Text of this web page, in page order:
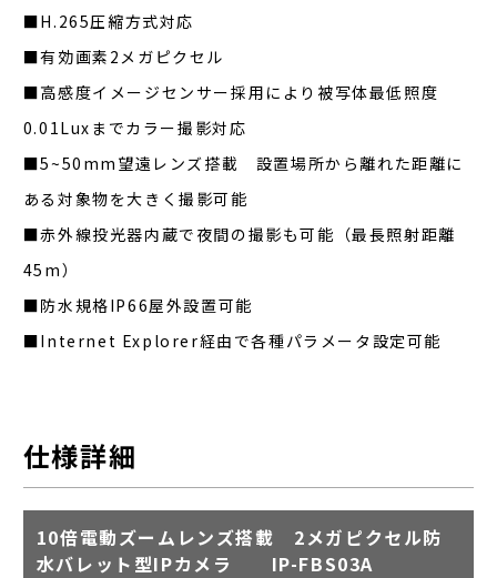
■H.265圧縮方式対応
■有効画素2メガピクセル
■高感度イメージセンサー採用により被写体最低照度
0.01Luxまでカラー撮影対応
■5~50mm望遠レンズ搭載 設置場所から離れた距離に
ある対象物を大きく撮影可能
■赤外線投光器内蔵で夜間の撮影も可能（最長照射距離
45m）
■防水規格IP66屋外設置可能
■Internet Explorer経由で各種パラメータ設定可能
仕様詳細
10倍電動ズームレンズ搭載 2メガピクセル防
水バレット型IPカメラ IP-FBS03A